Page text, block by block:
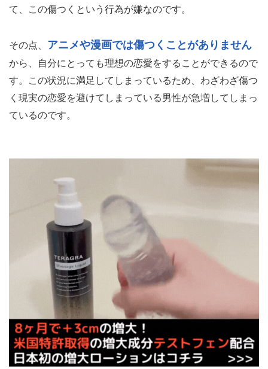
て、この傷つくという行為が嫌なのです。
その点、 アニメや漫画では傷つくことがありません
から、自分にとっても理想の恋愛をすることができるので
す。この状況に満足してしまっているため、わざわざ傷つ
く現実の恋愛を避けてしまっている男性が急増してしまっ
ているのです。